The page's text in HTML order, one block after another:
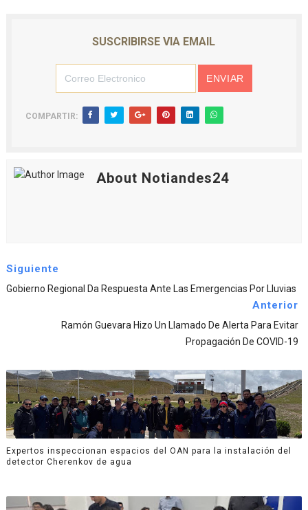
SUSCRIBIRSE VIA EMAIL
COMPARTIR:
About Notiandes24
Siguiente
Gobierno Regional Da Respuesta Ante Las Emergencias Por Lluvias
Anterior
Ramón Guevara Hizo Un Llamado De Alerta Para Evitar
Propagación De COVID-19
Expertos inspeccionan espacios del OAN para la instalación del
detector Cherenkov de agua